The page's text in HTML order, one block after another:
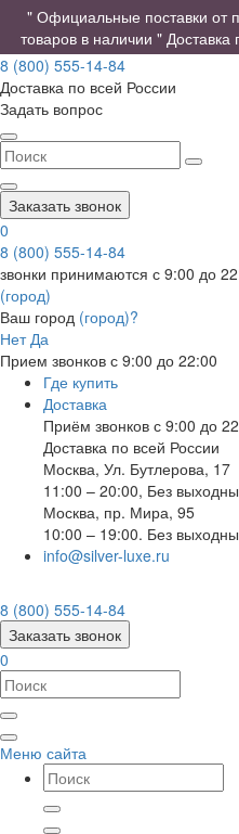
" Официальные поставки от
товаров в наличии "
8 (800) 555-14-84
Доставка по всей России
Задать вопрос
Заказать звонок
0
8 (800) 555-14-84
звонки принимаются с 9:00 до
(город)
Ваш город (город)?
Нет Да
Прием звонков с 9:00 до 22:00
Где купить
Доставка
Приём звонков с 9:00 до
Доставка по всей России
Москва, Ул. Бутлерова, 17
11:00 – 20:00, Без
Москва, пр. Мира, 95
10:00 – 19:00. Без
info@silver-luxe.ru
8 (800) 555-14-84
Заказать звонок
0
Меню сайта